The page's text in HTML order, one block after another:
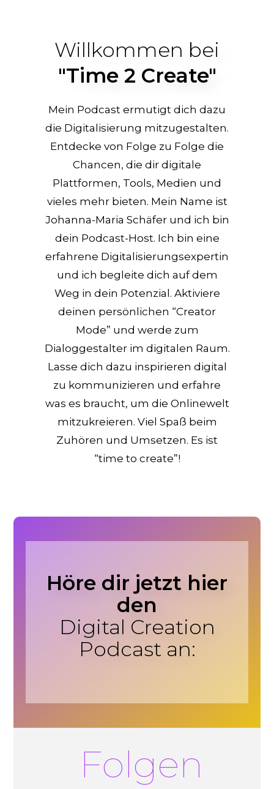
Willkommen bei
"Time 2 Create"
Mein Podcast ermutigt dich dazu
die Digitalisierung mitzugestalten.
Entdecke von Folge zu Folge die
Chancen, die dir digitale
Plattformen, Tools, Medien und
vieles mehr bieten. Mein Name ist
Johanna-Maria Schäfer und ich bin
dein Podcast-Host. Ich bin eine
erfahrene Digitalisierungsexpertin
und ich begleite dich auf dem
Weg in dein Potenzial. Aktiviere
deinen persönlichen “Creator
Mode” und werde zum
Dialoggestalter im digitalen Raum.
Lasse dich dazu inspirieren digital
zu kommunizieren und erfahre
was es braucht, um die Onlinewelt
mitzukreieren. Viel Spaß beim
Zuhören und Umsetzen. Es ist
“time to create”!
Höre dir jetzt hier
den
Digital Creation
Podcast an:
Folgen